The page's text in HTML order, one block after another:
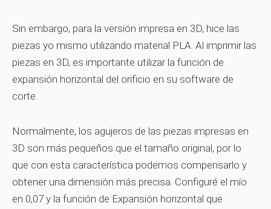
Sin embargo, para la versión impresa en 3D, hice las
piezas yo mismo utilizando material PLA. Al imprimir las
piezas en 3D, es importante utilizar la función de
expansión horizontal del orificio en su software de
corte.
Normalmente, los agujeros de las piezas impresas en
3D son más pequeños que el tamaño original, por lo
que con esta característica podemos compensarlo y
obtener una dimensión más precisa. Configuré el mío
en 0,07 y la función de Expansión horizontal que